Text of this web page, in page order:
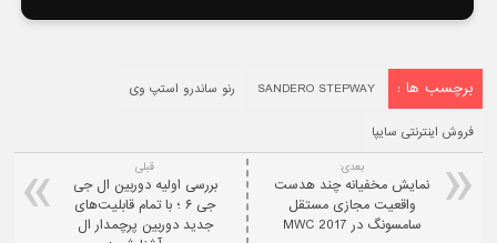
برچسب ها : SANDERO STEPWAY رنو ساندرو استپ وی
فروش اینترنتی سایپا
قبلی
بررسی اولیه دوربین ال جی
جی ۶ ؛ با تمام قابلیت‌های
جدید دوربین پرچمدار ال
بعدی:
نمایش مخفیانه چند هدست
واقعیت مجازی مستقل
سامسونگ در MWC 2017